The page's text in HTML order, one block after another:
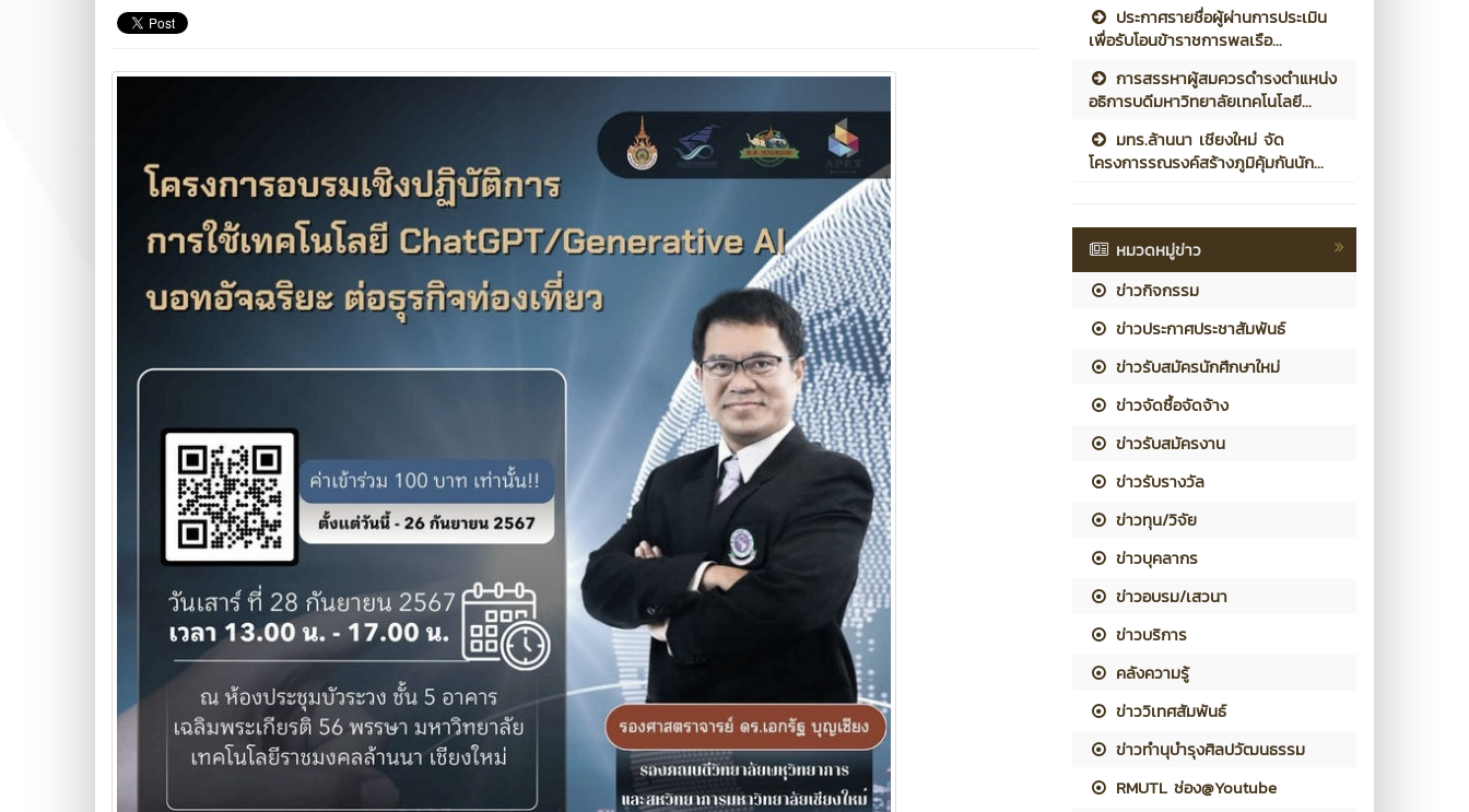
ประกาศรายชื่อผู้ผ่านการประเมิน
เพื่อรับโอนข้าราชการพลเรือ...
การสรรหาผู้สมควรดำรงตำแหน่ง
อธิการบดีมหาวิทยาลัยเทคโนโลยี...
มทร.ล้านนา เชียงใหม่ จัด
โครงการรณรงค์สร้างภูมิคุ้มกันนัก...
หมวดหมู่ข่าว
ข่าวกิจกรรม
ข่าวประกาศประชาสัมพันธ์
ข่าวรับสมัครนักศึกษาใหม่
ข่าวจัดซื้อจัดจ้าง
ข่าวรับสมัครงาน
ข่าวรับรางวัล
ข่าวทุน/วิจัย
ข่าวบุคลากร
ข่าวอบรม/เสวนา
ข่าวบริการ
คลังความรู้
ข่าววิเทศสัมพันธ์
ข่าวทำนุบำรุงศิลปวัฒนธรรม
RMUTL ช่อง@Youtube